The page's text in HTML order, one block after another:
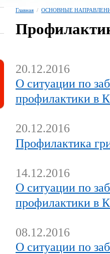
Главная / ОСНОВНЫЕ
20.12.2016
О ситуации по
профилактики в
20.12.2016
Профилактика
14.12.2016
О ситуации по
профилактики в
08.12.2016
О ситуации по